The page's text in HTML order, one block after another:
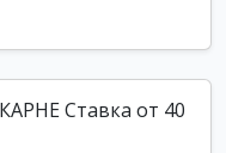
Ставка от 40